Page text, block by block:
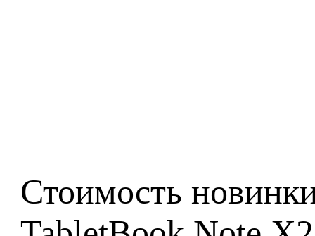
Стоимость